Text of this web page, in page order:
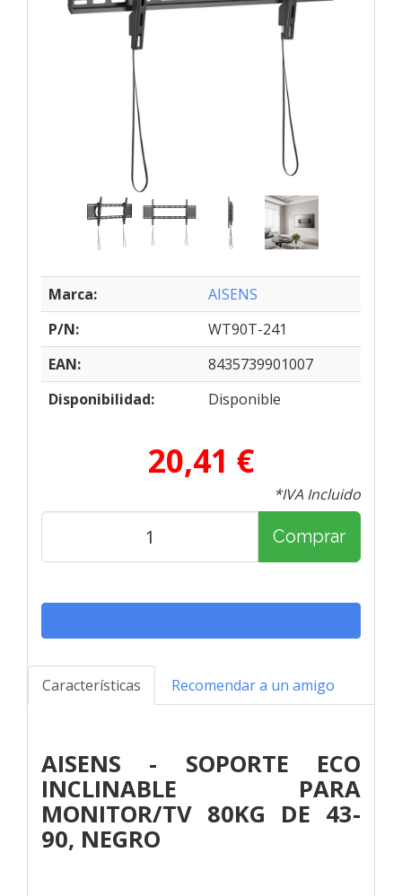
Marca:
AISENS
P/N:
WT90T-241
EAN:
8435739901007
Disponibilidad:
Disponible
20,41 €
*IVA Incluido
Comprar
Características Recomendar a un amigo
AISENS - SOPORTE ECO
INCLINABLE PARA
MONITOR/TV 80KG DE 43-
90, NEGRO